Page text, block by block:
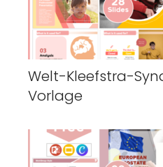
Welt-Kleefstra-
Vorlage